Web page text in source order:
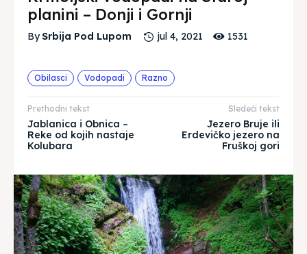
planini – Donji i Gornji
BySrbija Pod Lupom jul 4, 2021 1531
Obilasci Vodopadi Razno
Prethodni tekst
Jablanica i Obnica –
Reke od kojih nastaje
Kolubara
Sledeći tekst
Jezero Bruje ili
Erdevičko jezero na
Fruškoj gori